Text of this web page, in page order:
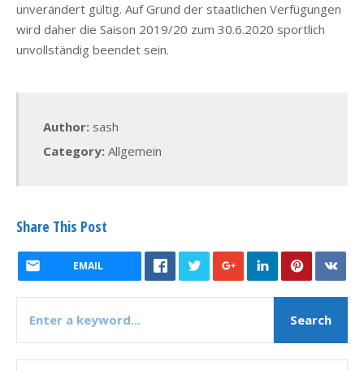
unverändert gültig. Auf Grund der staatlichen Verfügungen
wird daher die Saison 2019/20 zum 30.6.2020 sportlich
unvollständig beendet sein.
Author: sash
Category: Allgemein
Share This Post
EMAIL